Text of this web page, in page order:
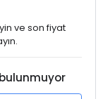
ve son fiyat